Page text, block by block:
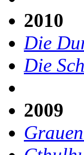
2010
Die
Die
2009